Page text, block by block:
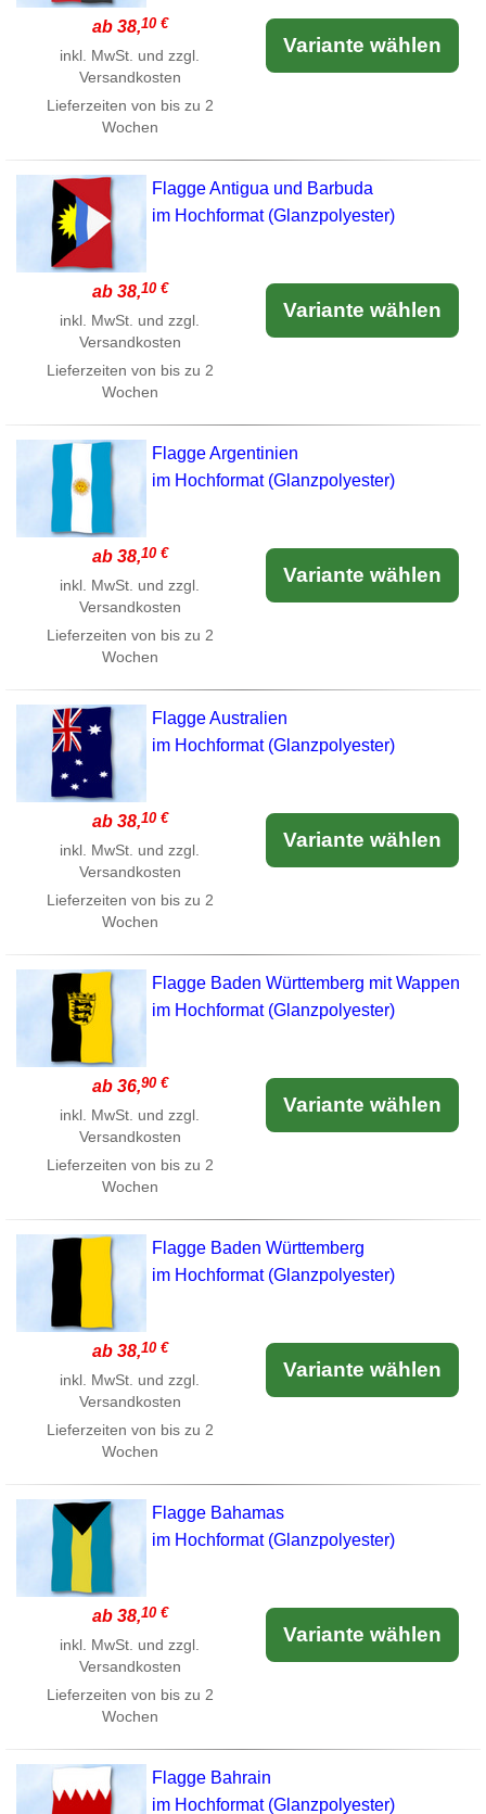
ab 38,10 €
inkl. MwSt. und zzgl.
Versandkosten
Lieferzeiten von bis zu 2
Wochen
Variante wählen
Flagge Antigua und Barbuda
im Hochformat (Glanzpolyester)
ab 38,10 €
inkl. MwSt. und zzgl.
Versandkosten
Lieferzeiten von bis zu 2
Wochen
Variante wählen
Flagge Argentinien
im Hochformat (Glanzpolyester)
ab 38,10 €
inkl. MwSt. und zzgl.
Versandkosten
Lieferzeiten von bis zu 2
Wochen
Variante wählen
Flagge Australien
im Hochformat (Glanzpolyester)
ab 38,10 €
inkl. MwSt. und zzgl.
Versandkosten
Lieferzeiten von bis zu 2
Wochen
Variante wählen
Flagge Baden Württemberg mit Wappen
im Hochformat (Glanzpolyester)
ab 36,90 €
inkl. MwSt. und zzgl.
Versandkosten
Lieferzeiten von bis zu 2
Wochen
Variante wählen
Flagge Baden Württemberg
im Hochformat (Glanzpolyester)
ab 38,10 €
inkl. MwSt. und zzgl.
Versandkosten
Lieferzeiten von bis zu 2
Wochen
Variante wählen
Flagge Bahamas
im Hochformat (Glanzpolyester)
ab 38,10 €
inkl. MwSt. und zzgl.
Versandkosten
Lieferzeiten von bis zu 2
Wochen
Variante wählen
Flagge Bahrain
im Hochformat (Glanzpolyester)